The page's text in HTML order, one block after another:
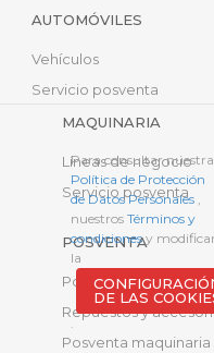
AUTOMÓVILES
Vehículos
Servicio posventa
MAQUINARIA
Líneas de negocio
Servicio posventa
POSVENTA
Posventa automotriz
Repuestos y
Posventa maquinaria
Para consultar nuestra
Política de Protección
de Datos Personales ,
nuestros Términos y
condicionesy modificar
la
DE LAS
.